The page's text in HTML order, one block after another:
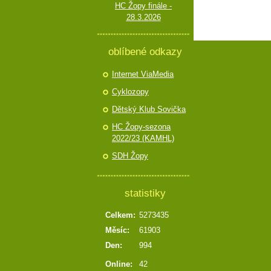
HC Žopy finále -
28.3.2026
oblíbené odkazy
Internet ViaMedia
Cyklozopy
Dětský Klub Sovička
HC Žopy-sezona
2022/23 (KAMHL)
SDH Žopy
statistiky
Online: 42
Celkem: 5273435
Měsíc:
61903
Den:
994